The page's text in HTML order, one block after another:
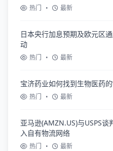
热门 • 最新
日本央行加息预期及欧元区
动
热门 • 最新
宝济药业如何找到生物医药的
热门 • 最新
亚马逊(AMZN.US)与USPS
入自有物流网络
热门 • 最新